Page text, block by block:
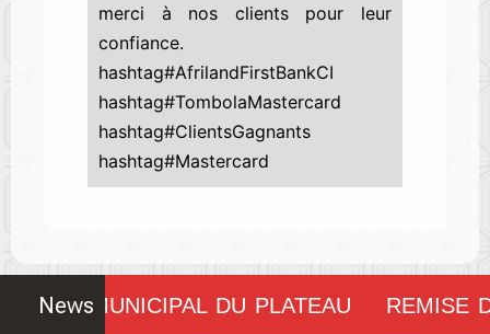
merci à nos clients pour leur
confiance.
hashtag#AfrilandFirstBankCI
hashtag#TombolaMastercard
hashtag#ClientsGagnants
hashtag#Mastercard
NewsMUNICIPAL DU PLATEAU!!!!!!!! REMISE